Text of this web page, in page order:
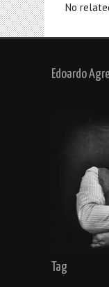
No
Edoardo
Tag